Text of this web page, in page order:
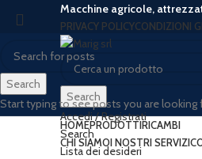
Macchine agricole,
PRIVACY POLICYCONDIZIONI
Search
Accedi / Registrati
Search
Lista dei desideri
HOMEPRODOTTIRICAMBI
CHI SIAMOI NOSTRI SERVIZI
Search
Start typing to see posts you are looking